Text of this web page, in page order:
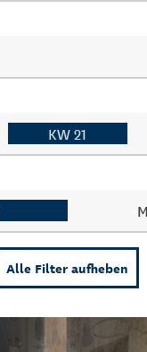
KW 21
Alle Filter aufheben